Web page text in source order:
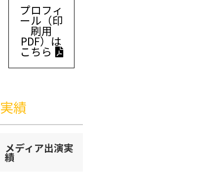
プロフィ
ール（印
刷用
PDF）は
こちら
実績
メディア出演実
績